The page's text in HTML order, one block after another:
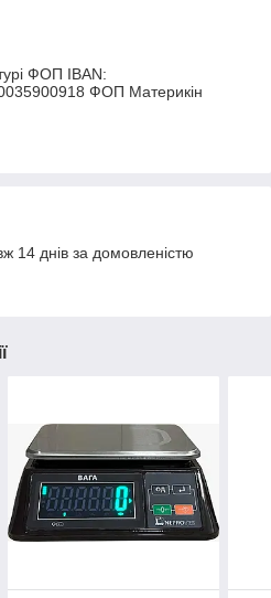
ФОП IBAN:
ФОП Материкін
14 днів за домовленістю